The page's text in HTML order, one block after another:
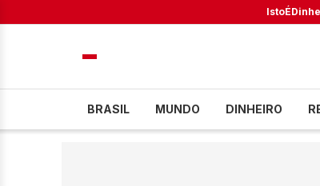
IstoÉ
BRASIL MUNDO DINHEIRO